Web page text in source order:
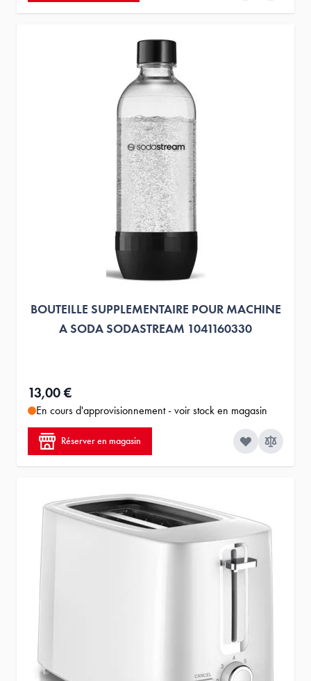
BOUTEILLE SUPPLEMENTAIRE POUR MACHINE
A SODA SODASTREAM 1041160330
13,00 €
En cours d'approvisionnement - voir stock en magasin
Réserver en magasin